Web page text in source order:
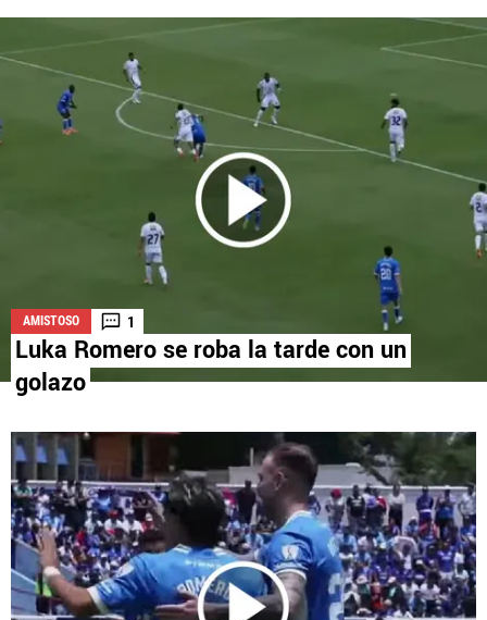
La aceptación de una de las ofertas presentadas en esta página
puede dar lugar a un pago aVamos Azul
. Este pago puede influir en
cómo y dónde aparecen los operadores de juego en la página y en el
orden en que aparecen, pero no influye en nuestras evaluaciones.
AMISTOSO 1
Luka Romero se roba la tarde con un
golazo